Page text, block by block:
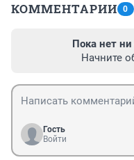
КОММЕНТАРИИ 0
Пока нет
Начните
Гость
Войти